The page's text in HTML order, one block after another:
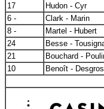
17
Hudon - Cyr
6 -
Clark - Marin
8 -
Martel - Hubert
24
Besse -
21
Bouchard -
10
Benoît -